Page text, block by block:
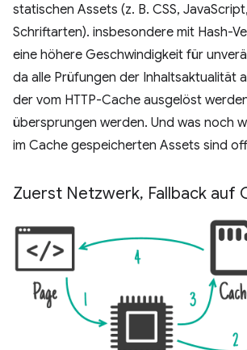
statischen Assets (z. B. CSS,
Schriftarten). insbesondere mit Hash-
eine höhere Geschwindigkeit für
da alle Prüfungen der Inhaltsaktualität
der vom HTTP-Cache ausgelöst
übersprungen werden. Und was noch
im Cache gespeicherten Assets sind
Zuerst Netzwerk, Fallback auf